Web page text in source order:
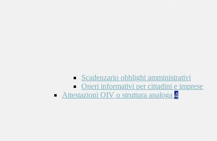
Scadenzario obblighi amministrativi
Oneri informativi per cittadini e imprese
Attestazioni OIV o struttura analoga 4